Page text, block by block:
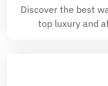
Discover the best
top luxury and